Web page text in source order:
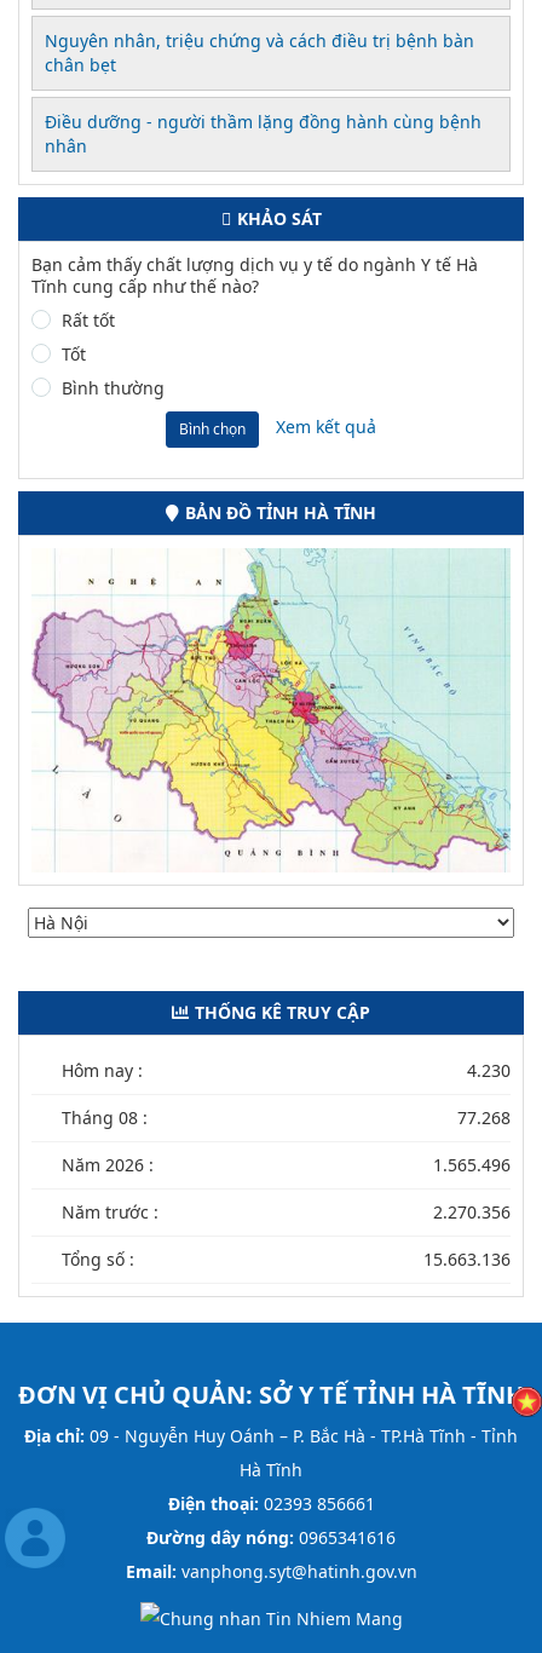
Nguyên nhân, triệu chứng và cách điều trị bệnh bàn
chân bẹt
Điều dưỡng - người thầm lặng đồng hành cùng bệnh
nhân
KHẢO SÁT
Bạn cảm thấy chất lượng dịch vụ y tế do ngành Y tế Hà
Tĩnh cung cấp như thế nào?
Rất tốt
Tốt
Bình thường
Bình chọn Xem kết quả
BẢN ĐỒ TỈNH HÀ TĨNH
THỐNG KÊ TRUY CẬP
Hôm nay : 4.230
Tháng 08 : 77.268
Năm 2026 : 1.565.496
Năm trước : 2.270.356
Tổng số : 15.663.136
ĐƠN VỊ CHỦ QUẢN: SỞ Y TẾ TỈNH HÀ TĨNH
Địa chỉ: 09 - Nguyễn Huy Oánh – P. Bắc Hà - TP.Hà Tĩnh - Tỉnh
Hà Tĩnh
Điện thoại: 02393 856661
Đường dây nóng: 0965341616
Email: vanphong.syt@hatinh.gov.vn